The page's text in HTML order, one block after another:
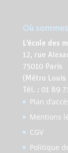
Où
L’école des
12, rue
75010 Paris
(Métro Louis
Tél. : 01 89
Plan
Mentions
CGV
Politique